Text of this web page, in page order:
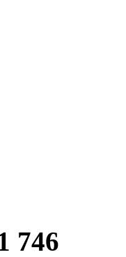
746